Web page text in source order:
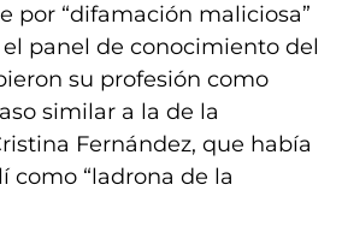
por “difamación maliciosa”
panel de conocimiento del
su profesión como
similar a la de la
Fernández, que había
como “ladrona de la